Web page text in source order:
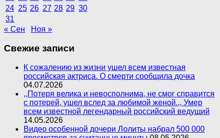
24 25 26 27 28 29 30
31
« Сен
Ноя »
Свежие записи
К сожалению из жизни ушел всем известная
российская актриса. О смерти сообщила дочка
04.07.2026
,,Потеря велика и невосполнима, не смог справится
с потерей, ушел вслед за любимой женой.,, Умер
всем известной легендарный российский ведущий
14.05.2026
Видео особенной дочери Лолиты набрал 500 000